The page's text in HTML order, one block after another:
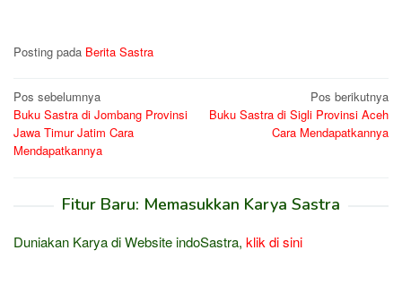
Posting pada Berita Sastra
Navigasi
pos
Pos sebelumnya
Buku Sastra di Jombang Provinsi
Jawa Timur Jatim Cara
Mendapatkannya
Pos berikutnya
Buku Sastra di Sigli Provinsi Aceh
Cara Mendapatkannya
Fitur Baru: Memasukkan Karya Sastra
Duniakan Karya di Website indoSastra, klik di sini